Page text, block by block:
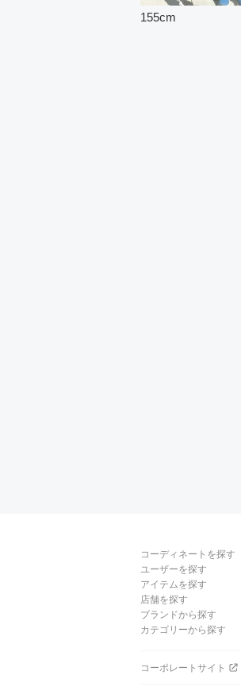
155cm
コーディネートを探す
ユーザーを探す
アイテムを探す
店舗を探す
ブランドから探す
カテゴリーから探す
コーポレートサイト